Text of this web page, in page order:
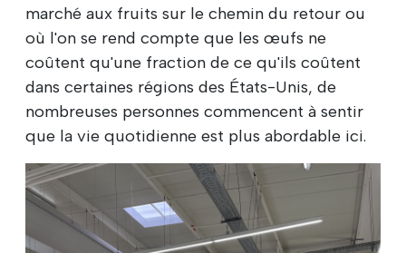
marché aux fruits sur le chemin du retour ou
où l'on se rend compte que les œufs ne
coûtent qu'une fraction de ce qu'ils coûtent
dans certaines régions des États-Unis, de
nombreuses personnes commencent à sentir
que la vie quotidienne est plus abordable ici.